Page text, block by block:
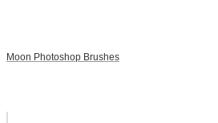
Moon Photoshop Brushes